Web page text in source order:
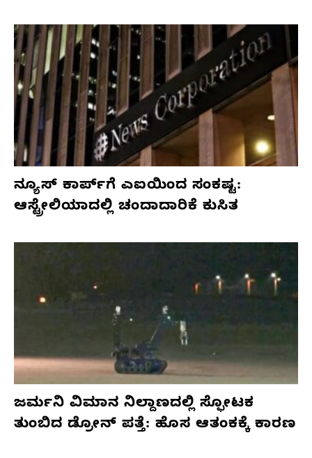
ನ್ಯೂಸ್ ಕಾರ್ಪ್‌ಗೆ ಎಐಯಿಂದ ಸಂಕಷ್ಟ:
ಆಸ್ಟ್ರೇಲಿಯಾದಲ್ಲಿ ಚಂದಾದಾರಿಕೆ ಕುಸಿತ
ಜರ್ಮನಿ ವಿಮಾನ ನಿಲ್ದಾಣದಲ್ಲಿ ಸ್ಫೋಟಕ
ತುಂಬಿದ ಡ್ರೋನ್ ಪತ್ತೆ: ಹೊಸ ಆತಂಕಕ್ಕೆ ಕಾರಣ